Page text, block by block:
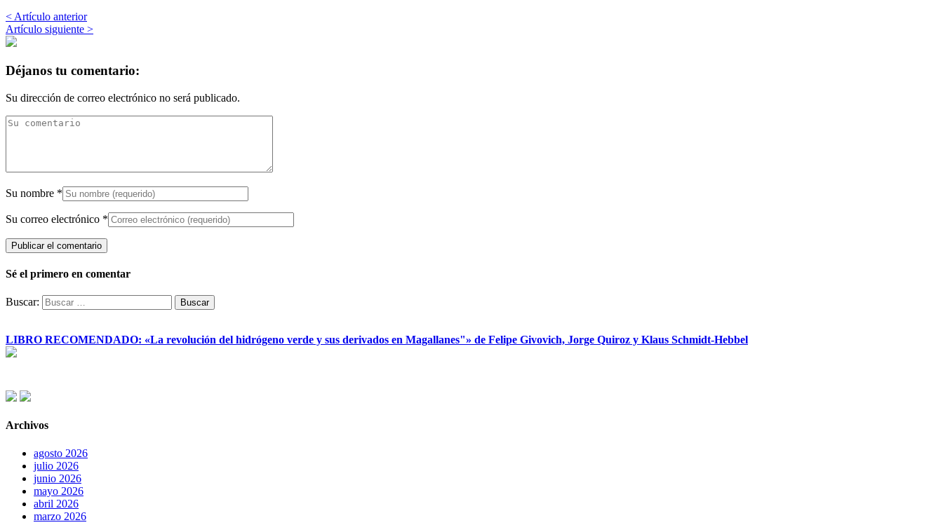
< Artículo anterior
Artículo siguiente >
Déjanos tu comentario:
Su dirección de correo electrónico no será publicado.
Su nombre *
Su correo electrónico *
Sé el primero en comentar
Buscar:
LIBRO RECOMENDADO: «La revolución del hidrógeno verde y sus derivados en Magallanes"» de Felipe Givovich, Jorge Quiroz y Klaus Schmidt-Hebbel
Archivos
agosto 2026
julio 2026
junio 2026
mayo 2026
abril 2026
marzo 2026